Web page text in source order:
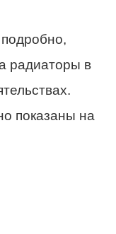
радиаторы в
показаны на